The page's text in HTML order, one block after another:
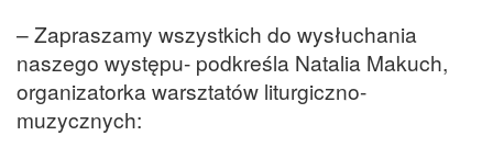
– Zapraszamy wszystkich do wysłuchania
naszego występu- podkreśla Natalia Makuch,
organizatorka warsztatów liturgiczno-
muzycznych: